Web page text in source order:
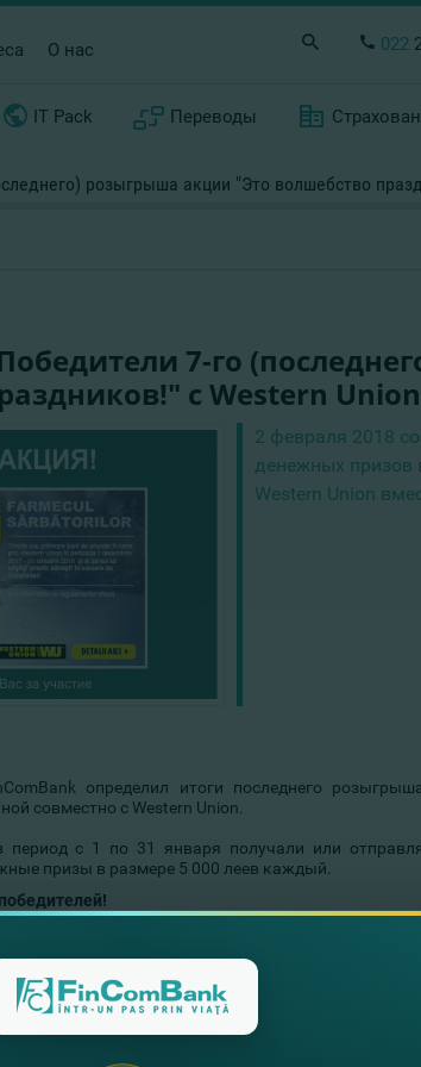
О нас 022
IT Pack Переводы
розыгрыша акции "Это волшебство
7-го
с Western
2 февраля 2018
денежных призов
Western Union
определил итоги последнего
совместно с Western Union.
период с 1 по 31 января получали или
призы в размере 5 000 леев каждый.
в размере 5 000,00 леев каждый: